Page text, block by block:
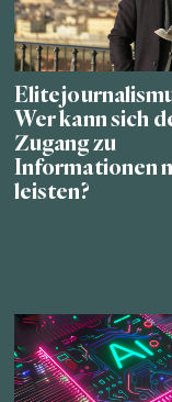
Wer kann sich
Zugang zu
Informationen
leisten?